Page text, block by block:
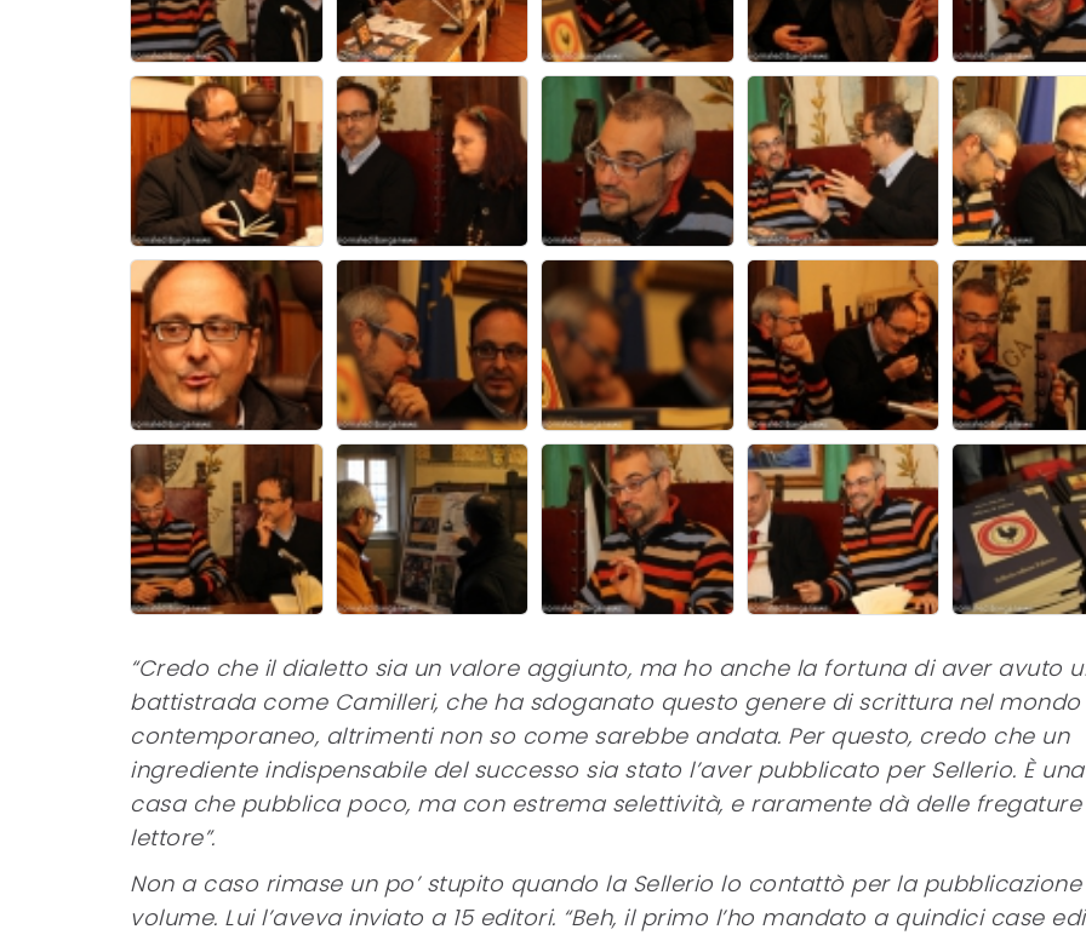
“Credo che il dialetto sia un valore aggiunto, ma ho anche la fortuna di aver avuto
battistrada come Camilleri, che ha sdoganato questo genere di scrittura nel mondo
contemporaneo, altrimenti non so come sarebbe andata. Per questo, credo che un
ingrediente indispensabile del successo sia stato l’aver pubblicato per Sellerio. È una
casa che pubblica poco, ma con estrema selettività, e raramente dà delle
lettore”.
Non a caso rimase un po’ stupito quando la Sellerio lo contattò per la
volume. Lui l’aveva inviato a 15 editori. “Beh, il primo l’ho mandato a quindici case